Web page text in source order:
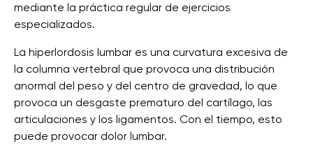
mediante la práctica regular de ejercicios
especializados.
La hiperlordosis lumbar es una curvatura excesiva de
la columna vertebral que provoca una distribución
anormal del peso y del centro de gravedad, lo que
provoca un desgaste prematuro del cartílago, las
articulaciones y los ligamentos. Con el tiempo, esto
puede provocar dolor lumbar.